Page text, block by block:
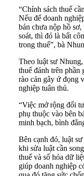
“Chính sách thuế
Nếu để doanh
bán chưa nộp hồ
soát, thì đó là bất
trong thuế”, bà
Theo luật sư
thuế đánh trên phần
rào cản gây ứ đọng
nghiệp tuân thủ.
“Việc mở rộng đối
phụ thuộc vào bên
minh bạch, bình
Bên cạnh đó, luật
khi sửa luật cần
thuế và số hóa dữ
giúp doanh nghiệp